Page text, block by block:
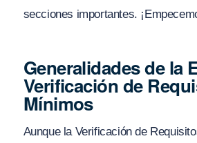
secciones importantes.
Generalidades de la
Verificación de
Mínimos
Aunque la Verificación de